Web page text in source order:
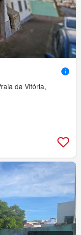
da Vitória,